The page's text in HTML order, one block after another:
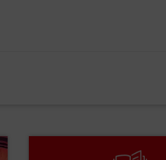
einzelnen Personen mit der